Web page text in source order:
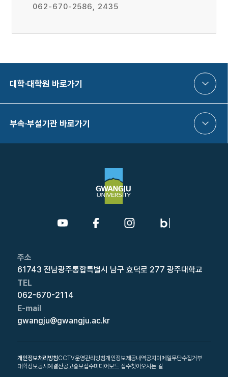
062-670-2586, 2435
대학·대학원 바로가기
부속·부설기관 바로가기
주소
61743 전남광주통합특별시 남구 효덕로 277 광주대학교
TEL
062-670-2114
E-mail
gwangju@gwangju.ac.kr
개인정보처리방침CCTV운영관리방침개인정보제공내역공지이메일무단수집거부
대학정보공시예결산공고홍보접수미디어보드 접수찾아오시는 길